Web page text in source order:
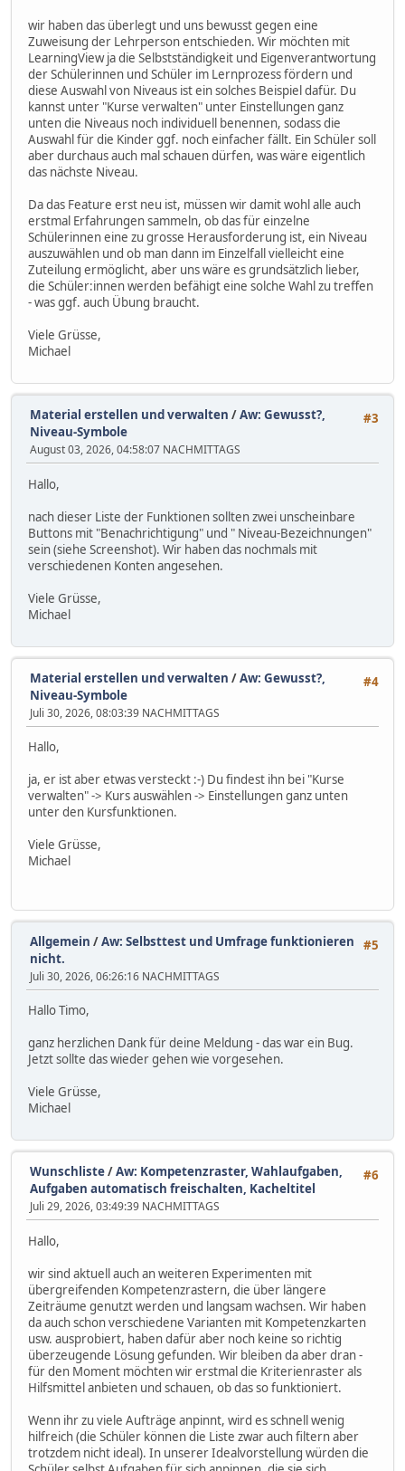
wir haben das überlegt und uns bewusst gegen eine
Zuweisung der Lehrperson entschieden. Wir möchten mit
LearningView ja die Selbstständigkeit und Eigenverantwortung
der Schülerinnen und Schüler im Lernprozess fördern und
diese Auswahl von Niveaus ist ein solches Beispiel dafür. Du
kannst unter "Kurse verwalten" unter Einstellungen ganz
unten die Niveaus noch individuell benennen, sodass die
Auswahl für die Kinder ggf. noch einfacher fällt. Ein Schüler soll
aber durchaus auch mal schauen dürfen, was wäre eigentlich
das nächste Niveau.
Da das Feature erst neu ist, müssen wir damit wohl alle auch
erstmal Erfahrungen sammeln, ob das für einzelne
Schülerinnen eine zu grosse Herausforderung ist, ein Niveau
auszuwählen und ob man dann im Einzelfall vielleicht eine
Zuteilung ermöglicht, aber uns wäre es grundsätzlich lieber,
die Schüler:innen werden befähigt eine solche Wahl zu treffen
- was ggf. auch Übung braucht.
Viele Grüsse,
Michael
#3
Material erstellen und verwalten /Aw: Gewusst?,
Niveau-Symbole
August 03, 2026, 04:58:07 NACHMITTAGS
Hallo,
nach dieser Liste der Funktionen sollten zwei unscheinbare
Buttons mit "Benachrichtigung" und " Niveau-Bezeichnungen"
sein (siehe Screenshot). Wir haben das nochmals mit
verschiedenen Konten angesehen.
Viele Grüsse,
Michael
#4
Material erstellen und verwalten /Aw: Gewusst?,
Niveau-Symbole
Juli 30, 2026, 08:03:39 NACHMITTAGS
Hallo,
ja, er ist aber etwas versteckt :-) Du findest ihn bei "Kurse
verwalten" -> Kurs auswählen -> Einstellungen ganz unten
unter den Kursfunktionen.
Viele Grüsse,
Michael
#5
Allgemein /Aw: Selbsttest und Umfrage funktionieren
nicht.
Juli 30, 2026, 06:26:16 NACHMITTAGS
Hallo Timo,
ganz herzlichen Dank für deine Meldung - das war ein Bug.
Jetzt sollte das wieder gehen wie vorgesehen.
Viele Grüsse,
Michael
#6
Wunschliste/Aw: Kompetenzraster, Wahlaufgaben,
Aufgaben automatisch freischalten, Kacheltitel
Juli 29, 2026, 03:49:39 NACHMITTAGS
Hallo,
wir sind aktuell auch an weiteren Experimenten mit
übergreifenden Kompetenzrastern, die über längere
Zeiträume genutzt werden und langsam wachsen. Wir haben
da auch schon verschiedene Varianten mit Kompetenzkarten
usw. ausprobiert, haben dafür aber noch keine so richtig
überzeugende Lösung gefunden. Wir bleiben da aber dran -
für den Moment möchten wir erstmal die Kriterienraster als
Hilfsmittel anbieten und schauen, ob das so funktioniert.
Wenn ihr zu viele Aufträge anpinnt, wird es schnell wenig
hilfreich (die Schüler können die Liste zwar auch filtern aber
trotzdem nicht ideal). In unserer Idealvorstellung würden die